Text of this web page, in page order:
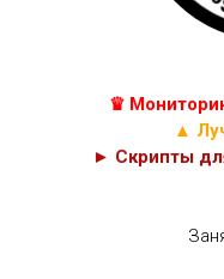
♛
▲
► Скрипты